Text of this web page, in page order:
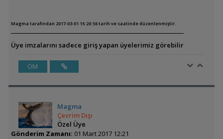
Magma tarafından 2017-03-01 15:20:56 tarih ve saatinde düzenlenmiştir.
Üye imzalarını sadece giriş yapan üyelerimiz görebilir
ÖM
Magma
Çevrim Dışı
Özel Üye
Gönderim Zamanı: 01 Mart 2017 12:21